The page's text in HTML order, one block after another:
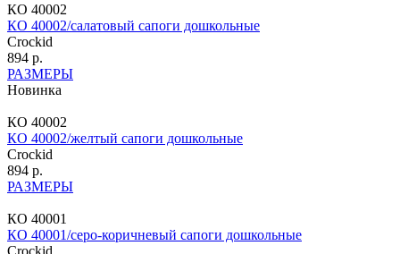
КО 40002
КО 40002/салатовый сапоги дошкольные
Crockid
894 р.
РАЗМЕРЫ
Новинка
КО 40002
КО 40002/желтый сапоги дошкольные
Crockid
894 р.
РАЗМЕРЫ
КО 40001
КО 40001/серо-коричневый сапоги дошкольные
Crockid